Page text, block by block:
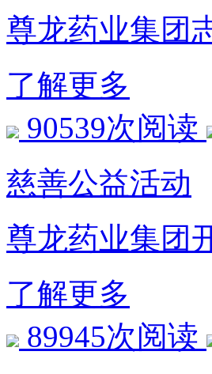
尊龙药业集团
了解更多
90539次阅读
慈善公益活动
尊龙药业集团
了解更多
89945次阅读